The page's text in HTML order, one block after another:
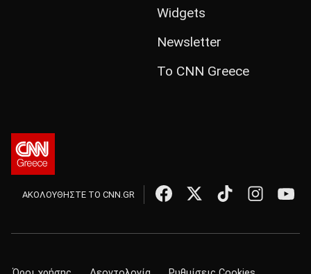
Widgets
Newsletter
Το CNN Greece
ΑΚΟΛΟΥΘΗΣΤΕ ΤΟ CNN.GR